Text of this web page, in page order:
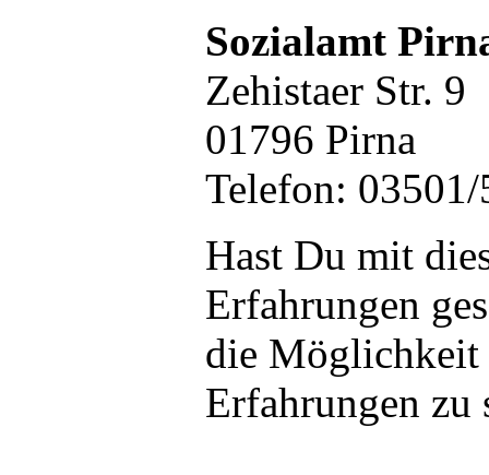
Sozialamt
Zehistaer Str. 9
01796 Pirna
Telefon:
Hast Du mit
Erfahrungen
die Möglichkeit
Erfahrungen zu